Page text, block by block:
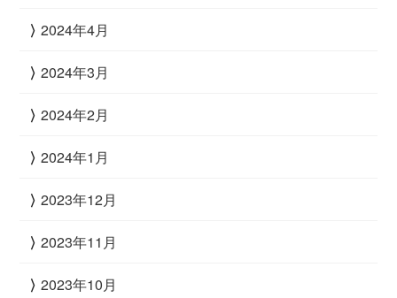
2024年4月
2024年3月
2024年2月
2024年1月
2023年12月
2023年11月
2023年10月